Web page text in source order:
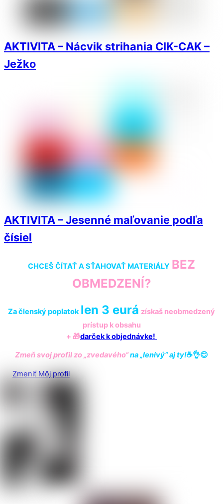
AKTIVITA – Nácvik strihania CIK-CAK –
Ježko
AKTIVITA – Jesenné maľovanie podľa
čísiel
CHCEŠ ČÍTAŤ A SŤAHOVAŤ MATERIÁLY BEZ
OBMEDZENÍ?
Za členský poplatok len 3 eurá získaš neobmedzený
prístup k obsahu
+ 🎁darček k objednávke!
Zmeň svoj profil zo „zvedavého“na „lenivý“ aj ty!☕️👌😊
Zmeniť Môj profil